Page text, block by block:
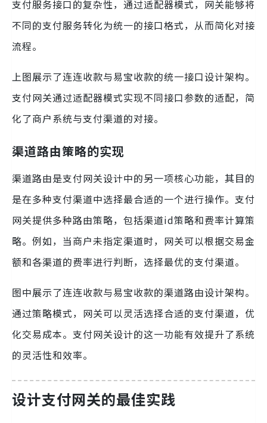
支付服务接口的复杂性，通过适配器模式，网关能够将
不同的支付服务转化为统一的接口格式，从而简化对接
流程。
上图展示了连连收款与易宝收款的统一接口设计架构。
支付网关通过适配器模式实现不同接口参数的适配，简
化了商户系统与支付渠道的对接。
渠道路由策略的实现
渠道路由是支付网关设计中的另一项核心功能，其目的
是在多种支付渠道中选择最合适的一个进行操作。支付
网关提供多种路由策略，包括渠道id策略和费率计算策
略。例如，当商户未指定渠道时，网关可以根据交易金
额和各渠道的费率进行判断，选择最优的支付渠道。
图中展示了连连收款与易宝收款的渠道路由设计架构。
通过策略模式，网关可以灵活选择合适的支付渠道，优
化交易成本。支付网关设计的这一功能有效提升了系统
的灵活性和效率。
设计支付网关的最佳实践